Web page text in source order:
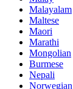
Malayalam
Maltese
Maori
Marathi
Mongolian
Burmese
Nepali
Norwegian